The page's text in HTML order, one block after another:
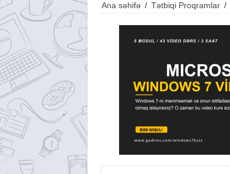
Ana səhifə / Tətbiqi Proqramlar /